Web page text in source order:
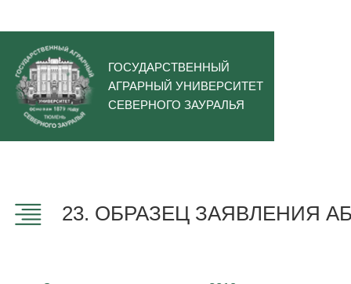
ГОСУДАРСТВЕННЫЙ
АГРАРНЫЙ УНИВЕРСИТЕТ
СЕВЕРНОГО ЗАУРАЛЬЯ
23. ОБРАЗЕЦ ЗАЯВЛЕНИЯ